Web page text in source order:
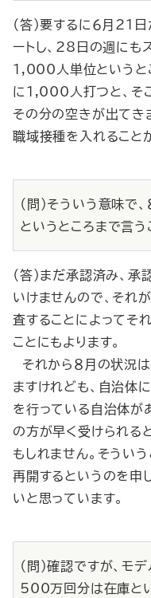
（答）要するに６月21
ートし、28日の週にも
1,000人単位というと
に1,000人打つと、そ
その分の空きが出てき
職域接種を入れること
（問）そういう意味で
というところまで言う
（答）まだ承認済み、
いけませんので、それ
査することによってそ
ことにもよります。
それから８月の状況
ますけれども、自治体
を行っている自治体が
の方が早く受けられる
もしれません。そうい
再開するというのを申
いと思っています。
（問）確認ですが、モ
500万回分は在庫と